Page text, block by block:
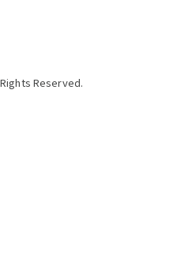
Reserved.